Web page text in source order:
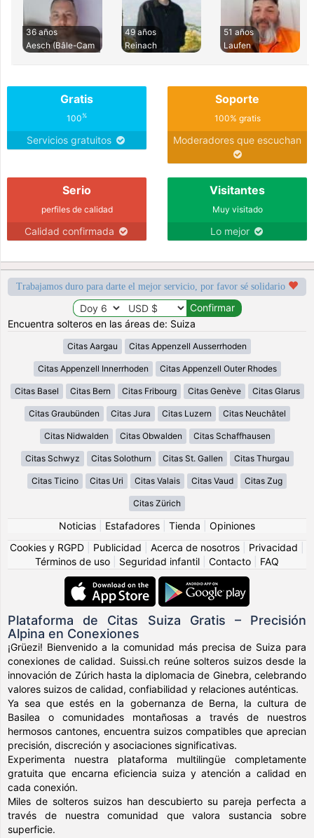
36 años
Aesch (Bâle-Cam
49 años
Reinach
51 años
Laufen
Gratis
100%
Servicios gratuitos
Soporte
100% gratis
Moderadores que escuchan
Serio
perfiles de calidad
Calidad confirmada
Visitantes
Muy visitado
Lo mejor
Trabajamos duro para darte el mejor servicio, por favor sé solidario
Encuentra solteros en las áreas de: Suiza
Citas Aargau Citas Appenzell Ausserrhoden
Citas Appenzell Innerrhoden Citas Appenzell Outer Rhodes
Citas Basel Citas Bern Citas Fribourg Citas Genève Citas Glarus
Citas Graubünden Citas Jura Citas Luzern Citas Neuchâtel
Citas Nidwalden Citas Obwalden Citas Schaffhausen
Citas Schwyz Citas Solothurn Citas St. Gallen Citas Thurgau
Citas Ticino Citas Uri Citas Valais Citas Vaud Citas Zug
Citas Zürich
Noticias Estafadores Tienda
Opiniones
Cookies y RGPD
Publicidad Acerca de nosotros Privacidad
Términos de uso
Seguridad infantil Contacto FAQ
Plataforma de Citas Suiza Gratis – Precisión
Alpina en Conexiones
¡Grüezi! Bienvenido a la comunidad más precisa de Suiza para
conexiones de calidad. Suissi.ch reúne solteros suizos desde la
innovación de Zúrich hasta la diplomacia de Ginebra, celebrando
valores suizos de calidad, confiabilidad y relaciones auténticas.
Ya sea que estés en la gobernanza de Berna, la cultura de
Basilea o comunidades montañosas a través de nuestros
hermosos cantones, encuentra suizos compatibles que aprecian
precisión, discreción y asociaciones significativas.
Experimenta nuestra plataforma multilingüe completamente
gratuita que encarna eficiencia suiza y atención a calidad en
cada conexión.
Miles de solteros suizos han descubierto su pareja perfecta a
través de nuestra comunidad que valora sustancia sobre
superficie.